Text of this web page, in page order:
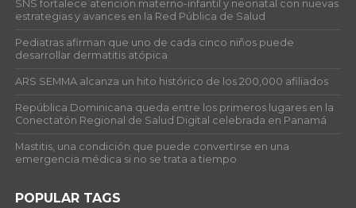
SNS fortalece atención materno-infantil y neonatal con nuevas
estrategias y avances en la Red Pública de Salud
Pediatras afirman que uno de cada cinco niños puede
desarrollar dermatitis atópica
ARS SEMMA alcanza un hito histórico de los 200,000 afiliados
República Dominicana queda entre los primeros lugares en la
Conectatón Regional de Salud Digital celebrada en Panamá
Mastitis, una condición que puede convertirse en una
emergencia médica si no se trata a tiempo
POPULAR TAGS